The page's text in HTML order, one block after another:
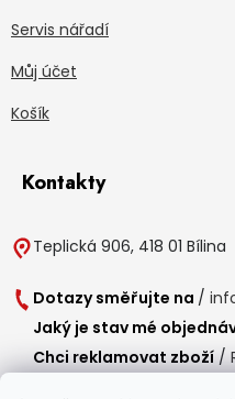
Servis nářadí
Můj účet
Košík
Kontakty
Teplická 906, 418 01 Bílina
Dotazy směřujte na /
Jaký je stav mé
Chci reklamovat zboží /